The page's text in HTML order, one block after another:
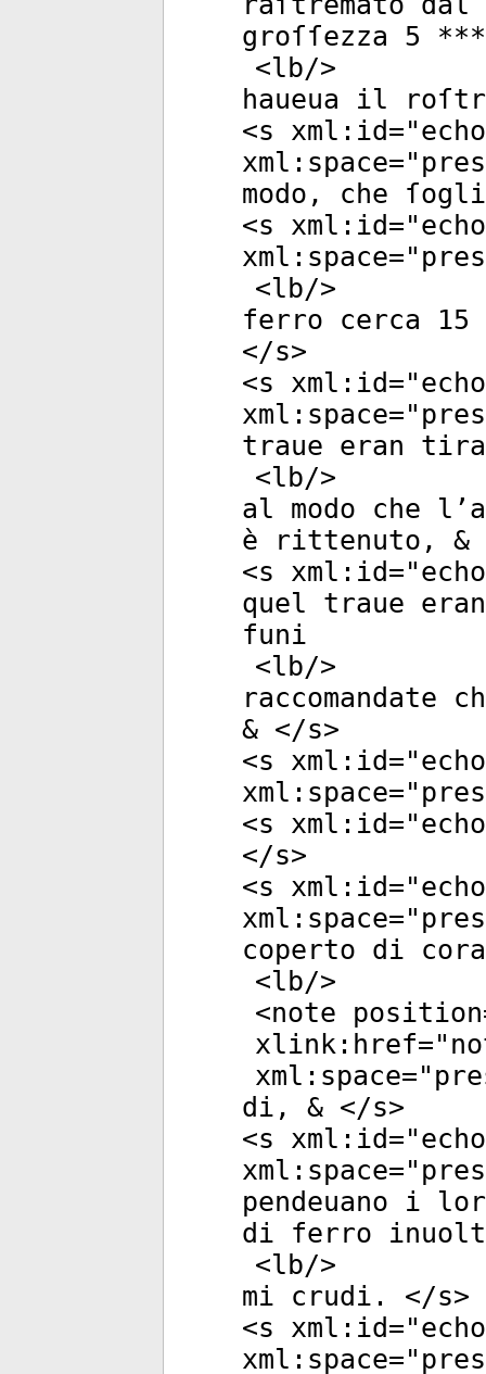
groſſezza 5
<lb/>
haueua il
<s xml:id="
xml:space="
modo, che
<s xml:id="
xml:space="
<lb/>
ferro cerca
</s>
<s xml:id="
xml:space="
traue eran
<lb/>
al modo che
è rittenuto, &
<s xml:id="
quel traue
funi
<lb/>
raccomandate
& </s>
<s xml:id="
xml:space="
<s xml:id="
</s>
<s xml:id="
xml:space="
coperto di
<lb/>
<note position
xlink:href="
xml:space="
di, & </s>
<s xml:id="
xml:space="
pendeuano i
di ferro
<lb/>
mi crudi. </s>
<s xml:id="
xml:space="